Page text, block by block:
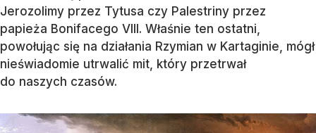
Jerozolimy przez Tytusa czy Palestriny przez
papieża Bonifacego VIII. Właśnie ten ostatni,
powołując się na działania Rzymian w Kartaginie, mógł
nieświadomie utrwalić mit, który przetrwał
do naszych czasów.